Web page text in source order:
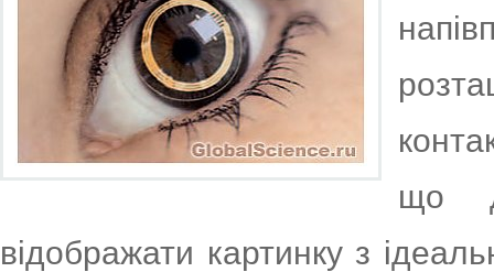
що
відображати картинку з